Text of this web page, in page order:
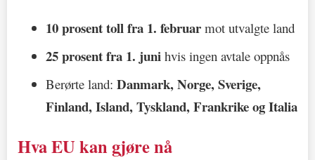
10 prosent toll fra 1. februar mot utvalgte land
25 prosent fra 1. juni hvis ingen avtale oppnås
Berørte land: Danmark, Norge, Sverige,
Finland, Island, Tyskland, Frankrike og Italia
Hva EU kan gjøre nå